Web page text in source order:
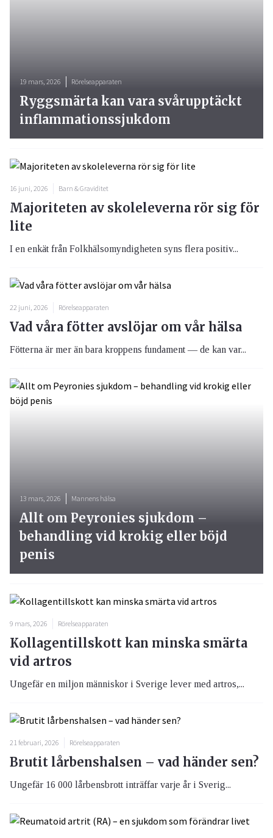
16 juni, 2026 Barn & Graviditet
Majoriteten av skoleleverna rör sig för
lite
I en enkät från Folkhälsomyndigheten syns flera positiv...
22 juni, 2026 Rörelseapparaten
Vad våra fötter avslöjar om vår hälsa
Fötterna är mer än bara kroppens fundament — de kan var...
19 mars, 2026 Rörelseapparaten
Ryggsmärta kan vara svårupptäckt
inflammationssjukdom
13 mars, 2026 Mannens hälsa
Allt om Peyronies sjukdom –
behandling vid krokig eller böjd
penis
9 mars, 2026 Rörelseapparaten
Kollagentillskott kan minska smärta
vid artros
Ungefär en miljon människor i Sverige lever med artros,...
21 februari, 2026 Rörelseapparaten
Brutit lårbenshalsen – vad händer sen?
Ungefär 16 000 lårbensbrott inträffar varje år i Sverig...